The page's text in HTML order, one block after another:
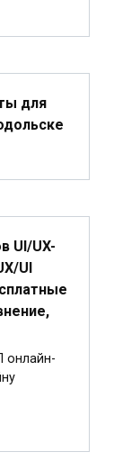
для
UI/UX-
UI
онлайн-